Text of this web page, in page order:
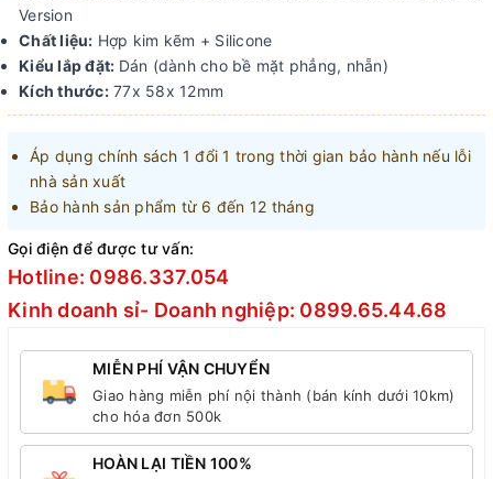
Version
Chất liệu: Hợp kim kẽm + Silicone
Kiểu lắp đặt: Dán (dành cho bề mặt phẳng, nhẵn)
Kích thước:77x 58x 12mm
Áp dụng chính sách 1 đổi 1 trong thời gian bảo hành nếu lỗi
nhà sản xuất
Bảo hành sản phẩm từ 6 đến 12 tháng
Gọi điện để được tư vấn:
Hotline: 0986.337.054
Kinh doanh sỉ- Doanh nghiệp: 0899.65.44.68
MIỄN PHÍ VẬN CHUYỂN
Giao hàng miễn phí nội thành (bán kính dưới 10km)
cho hóa đơn 500k
HOÀN LẠI TIỀN 100%